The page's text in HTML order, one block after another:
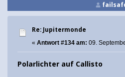
Re: Jupitermonde
« Antwort #134 am: 09.
Polarlichter auf Callisto